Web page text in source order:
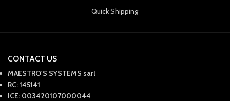
Quick Shipping
CONTACT US
MAESTRO'S SYSTEMS sarl
RC: 145141
ICE: 003420107000044